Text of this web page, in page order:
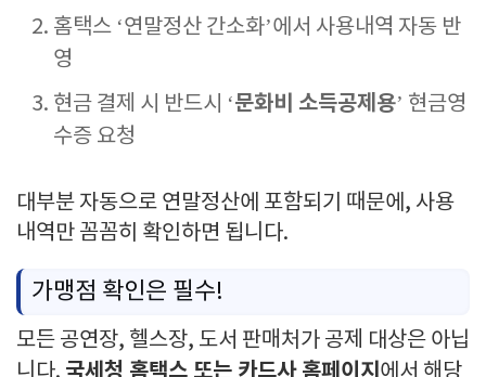
홈택스 ‘연말정산 간소화’에서 사용내역 자동 반
영
현금 결제 시 반드시 ‘문화비 소득공제용’ 현금영
수증 요청
대부분 자동으로 연말정산에 포함되기 때문에, 사용
내역만 꼼꼼히 확인하면 됩니다.
가맹점 확인은 필수!
모든 공연장, 헬스장, 도서 판매처가 공제 대상은 아닙
니다. 국세청 홈택스 또는 카드사 홈페이지 에서 해당